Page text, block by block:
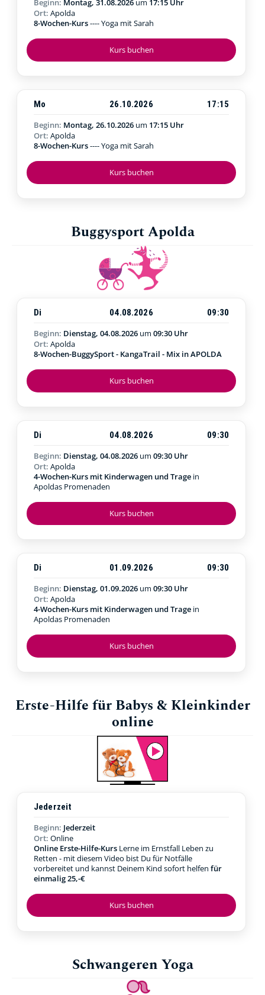
Kurs buchen
Beginn: Montag, 31.08.2026 um 17:15 Uhr
Ort: Apolda
8-Wochen-Kurs---- Yoga mit Sarah
Kurs buchen
Mo 26.10.2026
17:15
Beginn: Montag, 26.10.2026 um 17:15 Uhr
Ort: Apolda
8-Wochen-Kurs---- Yoga mit Sarah
Buggysport Apolda
Kurs buchen
Di 04.08.2026
09:30
Beginn: Dienstag, 04.08.2026 um 09:30 Uhr
Ort: Apolda
8-Wochen-BuggySport - KangaTrail - Mix in APOLDA
Kurs buchen
Di 04.08.2026
09:30
Beginn: Dienstag, 04.08.2026 um 09:30 Uhr
Ort: Apolda
4-Wochen-Kurs mit Kinderwagen und Trage in
Apoldas Promenaden
Kurs buchen
Di 01.09.2026
09:30
Beginn: Dienstag, 01.09.2026 um 09:30 Uhr
Ort: Apolda
4-Wochen-Kurs mit Kinderwagen und Trage in
Apoldas Promenaden
Erste-Hilfe für Babys & Kleinkinder
online
Kurs buchen
Jederzeit
Beginn: Jederzeit
Ort: Online
Online Erste-Hilfe-Kurs Lerne im Ernstfall Leben zu
Retten - mit diesem Video bist Du für Notfälle
vorbereitet und kannst Deinem Kind sofort helfen für
einmalig 25,-€
Schwangeren Yoga